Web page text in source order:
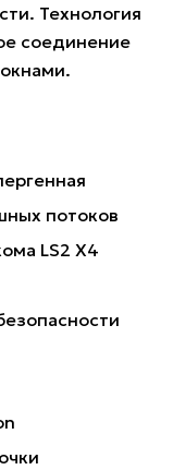
Технология
соединение
потоков
LS2 X4